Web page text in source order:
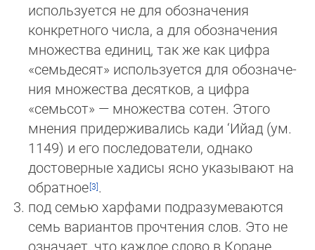
используется не для обозначения
конкретного числа, а для обоз­на­чения
множества единиц, так же как цифра
«семьдесят» используется для обоз­на­че­
ния множества десятков, а цифра
«семьсот» — множества сотен. Этого
мнения придерживались кади ‘Ийад (ум.
1149) и его последователи, однако
достоверные хадисы ясно указывают на
обратное .
под семью харфами подразумеваются
семь вариантов прочтения слов. Это не
означает, что каждое слово в Коране